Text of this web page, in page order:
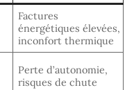
Factures
énergétiques élevées,
inconfort thermique
Perte d’autonomie,
risques de chute